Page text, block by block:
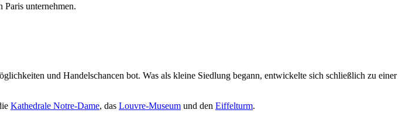
unternehmen.
und Handelschancen bot. Was als kleine Siedlung begann, entwickelte sich schließlich zu einer
Kathedrale Notre-Dame, das Louvre-Museum und den Eiffelturm.